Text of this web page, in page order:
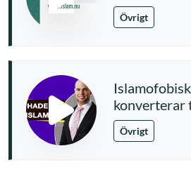
Övrigt
konverterar
Övrigt